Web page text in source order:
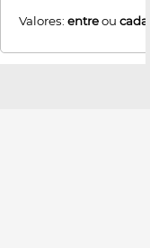
Valores: entreou